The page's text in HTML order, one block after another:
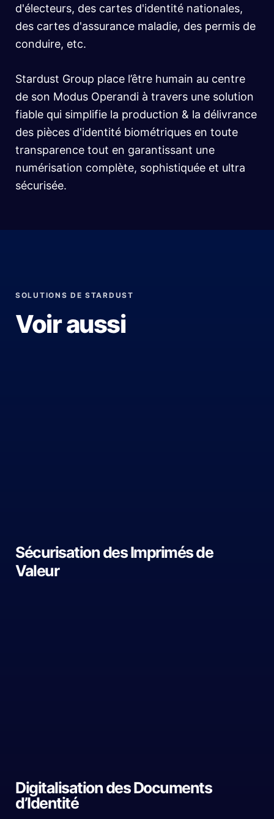
d'électeurs, des cartes d'identité nationales,
des cartes d'assurance maladie, des permis de
conduire, etc.
Stardust Group place l’être humain au centre
de son Modus Operandi à travers une solution
fiable qui simplifie la production & la délivrance
des pièces d'identité biométriques en toute
transparence tout en garantissant une
numérisation complète, sophistiquée et ultra
sécurisée.
SOLUTIONS DE STARDUST
Voir aussi
Sécurisation des Imprimés de
Valeur
Digitalisation des Documents
d’Identité